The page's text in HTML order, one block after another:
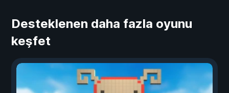
Desteklenen daha fazla oyunu
keşfet